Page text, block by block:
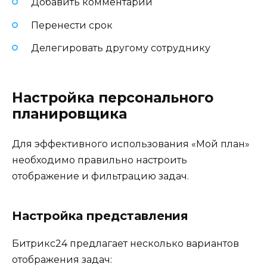
Добавить комментарий
Перенести срок
Делегировать другому сотруднику
Настройка персонального
планировщика
Для эффективного использования «Мой план»
необходимо правильно настроить
отображение и фильтрацию задач.
Настройка представления
Битрикс24 предлагает несколько вариантов
отображения задач: